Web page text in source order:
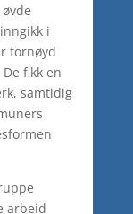
i
fornøyd
fikk en
samtidig
arbeid